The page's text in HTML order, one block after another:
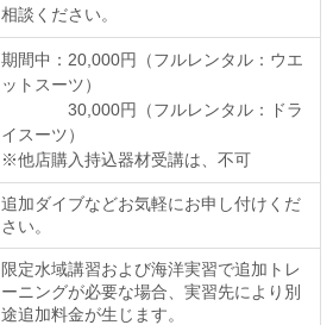
相談ください。
期間中：20,000円（フルレンタル：ウエ
ットスーツ）
30,000円（フルレンタル：ドラ
イスーツ）
※他店購入持込器材受講は、不可
追加ダイブなどお気軽にお申し付けくだ
さい。
限定水域講習および海洋実習で追加トレ
ーニングが必要な場合、実習先により別
途追加料金が生じます。